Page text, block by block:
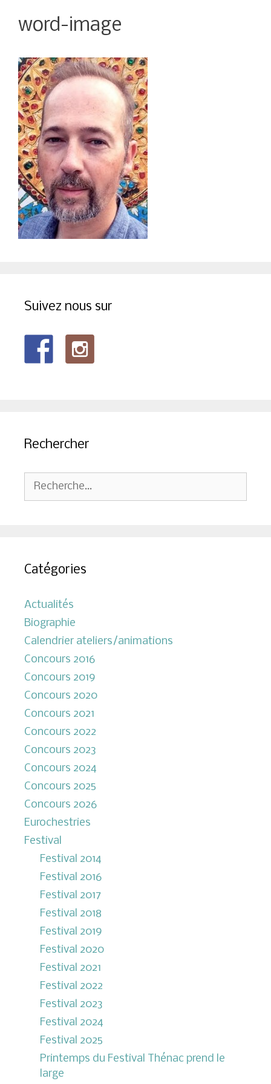
word-image
Suivez nous sur
Rechercher
Rechercher :
Catégories
Actualités
Biographie
Calendrier ateliers/animations
Concours 2016
Concours 2019
Concours 2020
Concours 2021
Concours 2022
Concours 2023
Concours 2024
Concours 2025
Concours 2026
Eurochestries
Festival
Festival 2014
Festival 2016
Festival 2017
Festival 2018
Festival 2019
Festival 2020
Festival 2021
Festival 2022
Festival 2023
Festival 2024
Festival 2025
Printemps du Festival Thénac prend le
large